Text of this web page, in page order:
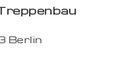
Berlin